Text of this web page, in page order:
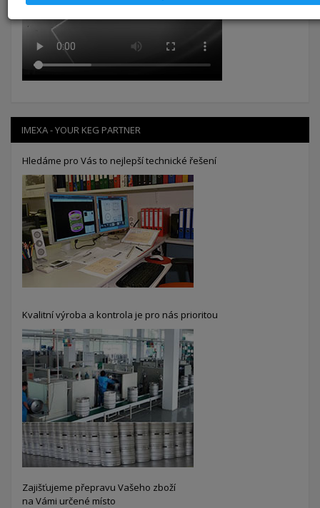
IMEXA - YOUR KEG PARTNER
Hledáme pro Vás to nejlepší technické řešení
Kvalitní výroba a kontrola je pro nás prioritou
Zajišťujeme přepravu Vašeho zboží
na Vámi určené místo